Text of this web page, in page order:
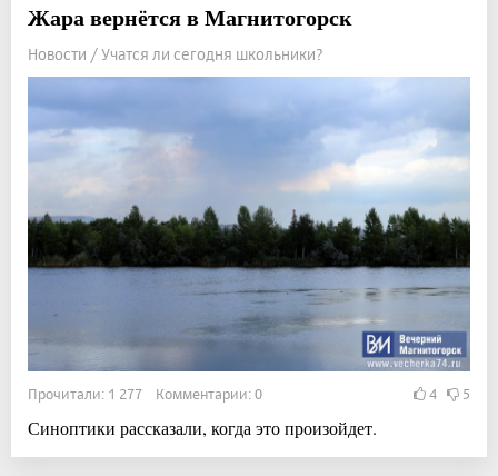
Жара вернётся в Магнитогорск
Новости / Учатся ли сегодня школьники?
Прочитали: 1 277 Комментарии: 0 4 5
Синоптики рассказали, когда это произойдет.